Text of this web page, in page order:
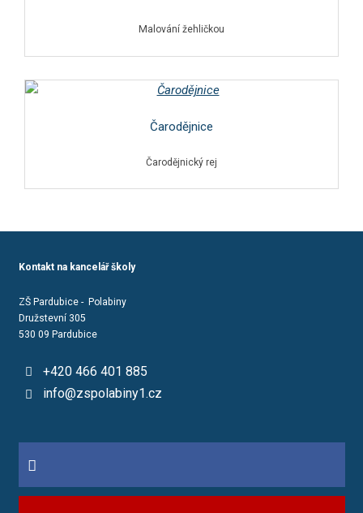
Malování žehličkou
Čarodějnice
Čarodějnický rej
Kontakt na kancelář školy
ZŠ Pardubice - Polabiny
Družstevní 305
530 09 Pardubice
+420 466 401 885
info@zspolabiny1.cz